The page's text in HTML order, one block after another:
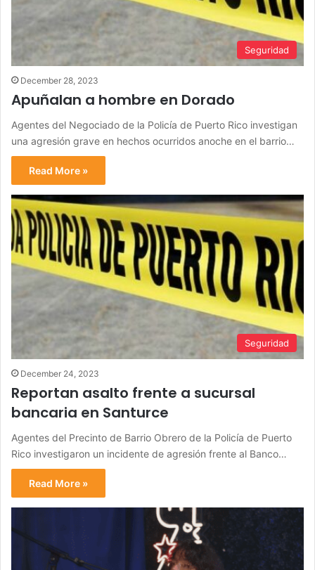
Seguridad
December 28, 2023
Apuñalan a hombre en Dorado
Agentes del Negociado de la Policía de Puerto Rico investigan
una agresión grave en hechos ocurridos anoche en el barrio…
Read More »
Seguridad
December 24, 2023
Reportan asalto frente a sucursal
bancaria en Santurce
Agentes del Precinto de Barrio Obrero de la Policía de Puerto
Rico investigaron un incidente de agresión frente al Banco…
Read More »